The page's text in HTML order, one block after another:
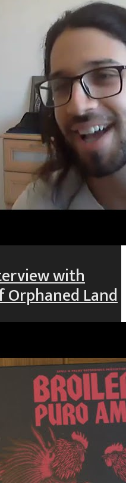
with
Orphaned Land